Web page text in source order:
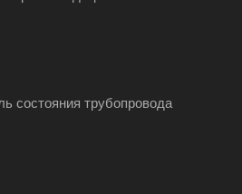
состояния трубопровода